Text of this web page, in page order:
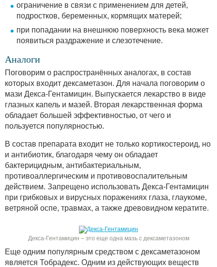
ограничение в связи с применением для детей,
подростков, беременных, кормящих матерей;
при попадании на внешнюю поверхность века может
появиться раздражение и слезотечение.
Аналоги
Поговорим о распространённых аналогах, в состав
которых входит дексаметазон. Для начала поговорим о
мази Декса-Гентамицин. Выпускается лекарство в виде
глазных капель и мазей. Вторая лекарственная форма
обладает большей эффективностью, от чего и
пользуется популярностью.
В состав препарата входит не только кортикостероид, но
и антибиотик, благодаря чему он обладает
бактерицидным, антибактериальным,
противоаллергическим и противовоспалительным
действием. Запрещено использовать Декса-Гентамицин
при грибковых и вирусных поражениях глаза, глаукоме,
ветряной оспе, травмах, а также древовидном кератите.
Декса-Гентамицин – это еще одна мазь с дексаметазоном
Еще одним популярным средством с дексаметазоном
является Тобрадекс. Одним из действующих веществ